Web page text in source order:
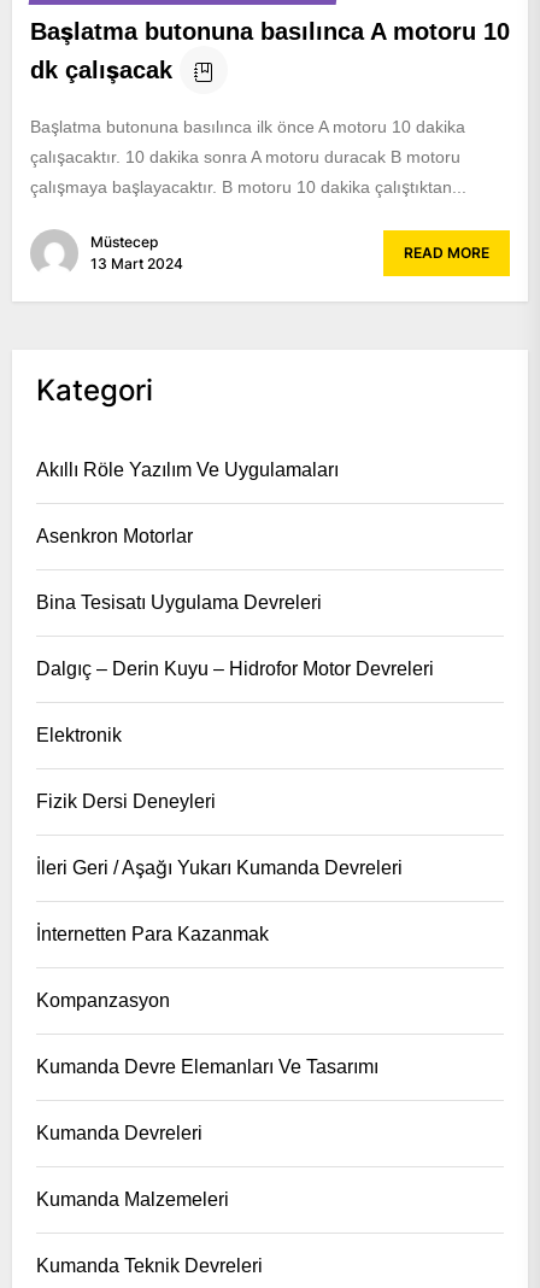
Başlatma butonuna basılınca A motoru 10
dk çalışacak
Başlatma butonuna basılınca ilk önce A motoru 10 dakika
çalışacaktır. 10 dakika sonra A motoru duracak B motoru
çalışmaya başlayacaktır. B motoru 10 dakika çalıştıktan...
Müstecep
13 Mart 2024
READ MORE
Kategori
Akıllı Röle Yazılım Ve Uygulamaları
Asenkron Motorlar
Bina Tesisatı Uygulama Devreleri
Dalgıç – Derin Kuyu – Hidrofor Motor Devreleri
Elektronik
Fizik Dersi Deneyleri
İleri Geri / Aşağı Yukarı Kumanda Devreleri
İnternetten Para Kazanmak
Kompanzasyon
Kumanda Devre Elemanları Ve Tasarımı
Kumanda Devreleri
Kumanda Malzemeleri
Kumanda Teknik Devreleri